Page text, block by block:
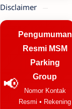
Disclaimer
📢
Pengumuman
Resmi MSM
Parking
Group
Nomor Kontak
Resmi • Rekening